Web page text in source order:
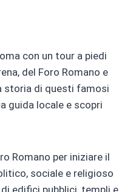
con un tour a piedi
del Foro Romano e
storia di questi famosi
guida locale e scopri
Romano per iniziare il
sociale e religioso
edifici pubblici, templi e